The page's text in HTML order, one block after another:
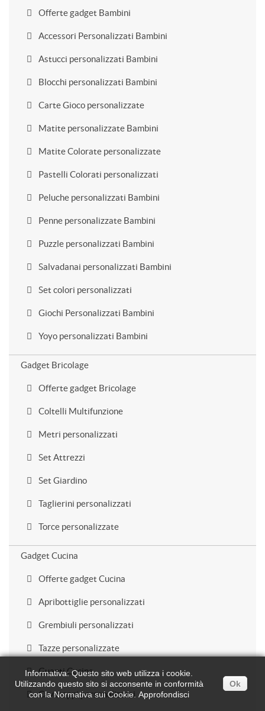
Offerte gadget Bambini
Accessori Personalizzati Bambini
Astucci personalizzati Bambini
Blocchi personalizzati Bambini
Carte Gioco personalizzate
Matite personalizzate Bambini
Matite Colorate personalizzate
Pastelli Colorati personalizzati
Peluche personalizzati Bambini
Penne personalizzate Bambini
Puzzle personalizzati Bambini
Salvadanai personalizzati Bambini
Set colori personalizzati
Giochi Personalizzati Bambini
Yoyo personalizzati Bambini
Gadget Bricolage
Offerte gadget Bricolage
Coltelli Multifunzione
Metri personalizzati
Set Attrezzi
Set Giardino
Taglierini personalizzati
Torce personalizzate
Gadget Cucina
Offerte gadget Cucina
Apribottiglie personalizzati
Grembiuli personalizzati
Tazze personalizzate
Guanti Cucina
Cavatappi personalizzati
Informativa: Questo sito web utilizza i cookie.
Utilizzando questo sito si acconsente in conformità
con la Normativa sui Cookie. Approfondisci
Ok